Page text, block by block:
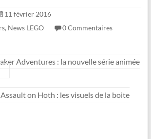
11 février 2016
, News LEGO 0 Commentaires
Adventures : la nouvelle série animée
on Hoth : les visuels de la boite